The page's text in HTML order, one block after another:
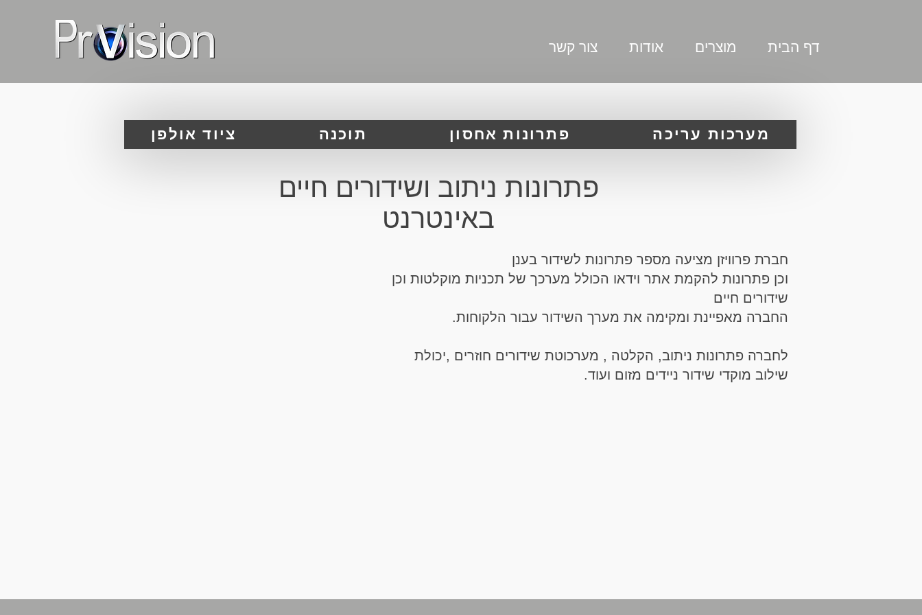
דף הבית מוצרים אודות צור קשר
מערכות עריכה פתרונות אחסון תוכנה ציוד אולפן
פתרונות ניתוב ושידורים חיים
באינטרנט
חברת פרוויזן מציעה מספר פתרונות לשידור בענן
וכן פתרונות להקמת אתר וידאו הכולל מערכך של תכניות מוקלטות וכן
שידורים חיים
החברה מאפיינת ומקימה את מערך השידור עבור הלקוחות.
לחברה פתרונות ניתוב, הקלטה , מערכוטת שידורים חוזרים ,יכולת
שילוב מוקדי שידור ניידים מזום ועוד.